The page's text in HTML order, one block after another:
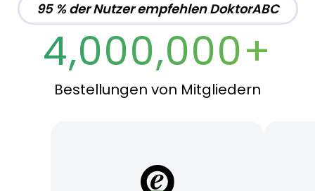
95 % der Nutzer empfehlen DoktorABC
4,000,000+
Bestellungen von Mitgliedern